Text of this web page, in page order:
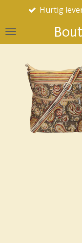
Spring
hovedindhold
Hurtig